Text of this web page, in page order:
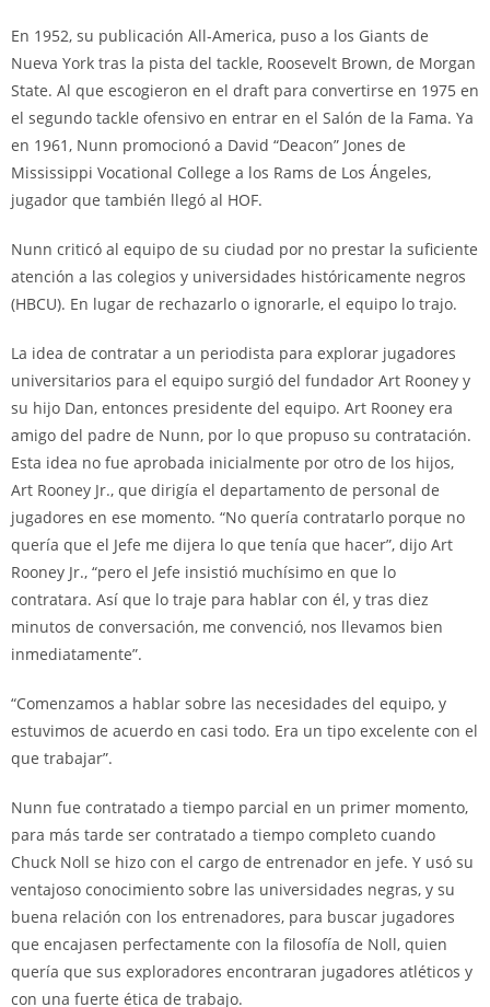
En 1952, su publicación All-America, puso a los Giants de
Nueva York tras la pista del tackle, Roosevelt Brown, de Morgan
State. Al que escogieron en el draft para convertirse en 1975 en
el segundo tackle ofensivo en entrar en el Salón de la Fama. Ya
en 1961, Nunn promocionó a David “Deacon” Jones de
Mississippi Vocational College a los Rams de Los Ángeles,
jugador que también llegó al HOF.
Nunn criticó al equipo de su ciudad por no prestar la suficiente
atención a las colegios y universidades históricamente negros
(HBCU). En lugar de rechazarlo o ignorarle, el equipo lo trajo.
La idea de contratar a un periodista para explorar jugadores
universitarios para el equipo surgió del fundador Art Rooney y
su hijo Dan, entonces presidente del equipo. Art Rooney era
amigo del padre de Nunn, por lo que propuso su contratación.
Esta idea no fue aprobada inicialmente por otro de los hijos,
Art Rooney Jr., que dirigía el departamento de personal de
jugadores en ese momento. “No quería contratarlo porque no
quería que el Jefe me dijera lo que tenía que hacer”, dijo Art
Rooney Jr., “pero el Jefe insistió muchísimo en que lo
contratara. Así que lo traje para hablar con él, y tras diez
minutos de conversación, me convenció, nos llevamos bien
inmediatamente”.
“Comenzamos a hablar sobre las necesidades del equipo, y
estuvimos de acuerdo en casi todo. Era un tipo excelente con el
que trabajar”.
Nunn fue contratado a tiempo parcial en un primer momento,
para más tarde ser contratado a tiempo completo cuando
Chuck Noll se hizo con el cargo de entrenador en jefe. Y usó su
ventajoso conocimiento sobre las universidades negras, y su
buena relación con los entrenadores, para buscar jugadores
que encajasen perfectamente con la filosofía de Noll, quien
quería que sus exploradores encontraran jugadores atléticos y
con una fuerte ética de trabajo.